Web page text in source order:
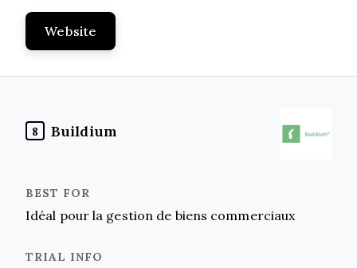
Website
8 Buildium
Idéal pour la gestion de biens commerciaux